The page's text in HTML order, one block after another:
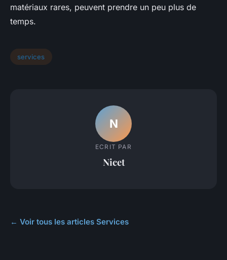
matériaux rares, peuvent prendre un peu plus de
temps.
services
N
ECRIT PAR
Nicet
← Voir tous les articles Services